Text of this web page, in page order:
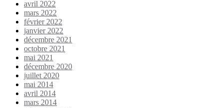
avril 2022
mars 2022
février 2022
janvier 2022
décembre 2021
octobre 2021
mai 2021
décembre 2020
juillet 2020
mai 2014
avril 2014
mars 2014